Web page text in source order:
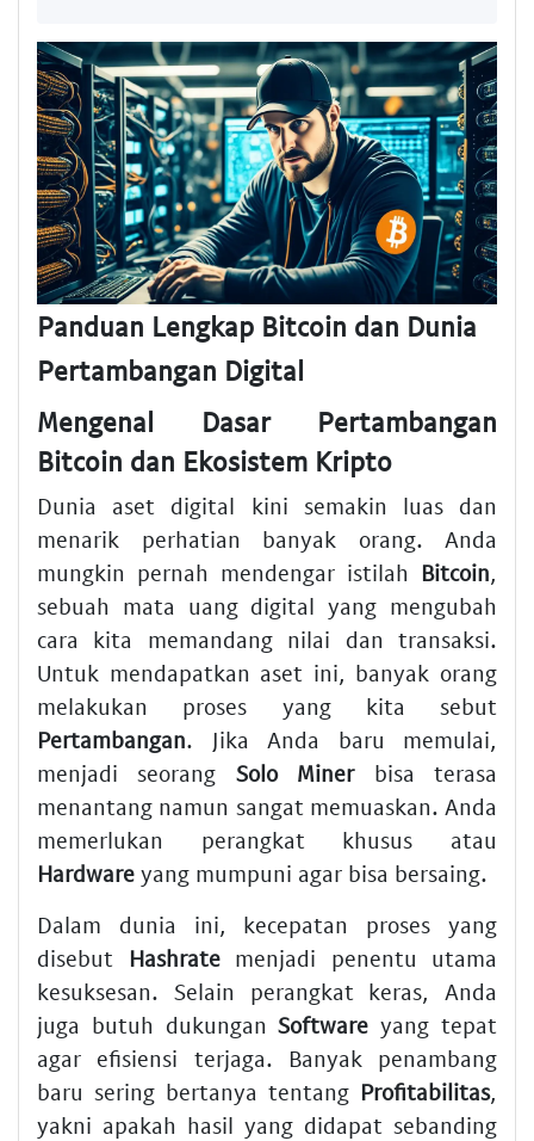
Panduan Lengkap Bitcoin dan Dunia
Pertambangan Digital
Mengenal Dasar Pertambangan
Bitcoin dan Ekosistem Kripto
Dunia aset digital kini semakin luas dan
menarik perhatian banyak orang. Anda
mungkin pernah mendengar istilah Bitcoin,
sebuah mata uang digital yang mengubah
cara kita memandang nilai dan transaksi.
Untuk mendapatkan aset ini, banyak orang
melakukan proses yang kita sebut
Pertambangan. Jika Anda baru memulai,
menjadi seorang Solo Minerbisa terasa
menantang namun sangat memuaskan. Anda
memerlukan perangkat khusus atau
Hardware yang mumpuni agar bisa bersaing.
Dalam dunia ini, kecepatan proses yang
disebut
Hashratemenjadi penentu utama
kesuksesan. Selain perangkat keras, Anda
juga butuh dukunganSoftware yang tepat
agar efisiensi terjaga. Banyak penambang
baru sering bertanya tentang Profitabilitas,
yakni apakah hasil yang didapat sebanding